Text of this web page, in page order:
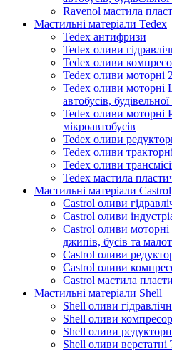
Ravenol мастила
Мастильні матеріали Tedex
Tedex антифризи
Tedex оливи
Tedex оливи
Tedex оливи моторні
Tedex оливи моторні
автобусів,
Tedex оливи моторні
мікроавтобусів
Tedex оливи
Tedex оливи
Tedex оливи
Tedex мастила
Мастильні матеріали Castrol
Castrol оливи
Castrol оливи
Castrol оливи моторні
джипів, бусів та
Castrol оливи
Castrol оливи
Castrol мастила
Мастильні матеріали Shell
Shell оливи
Shell оливи
Shell оливи
Shell оливи верстатні